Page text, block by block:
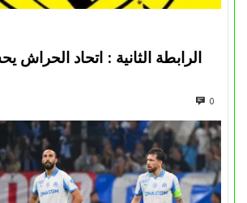
الرابطة الثانية : اتحاد الحراش
0